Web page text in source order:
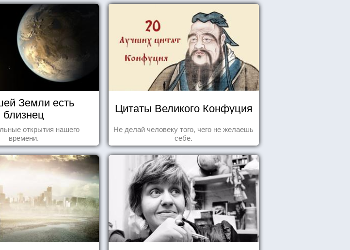
Земли есть
близнец
открытия нашего
времени.
Цитаты Великого Конфуция
Не делай человеку того, чего не желаешь
себе.